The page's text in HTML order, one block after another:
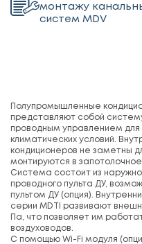
монтажу
систем MDV
Полупромышленные
представляют собой
проводным управлением
климатических условий.
кондиционеров не заметны
монтируются в
Система состоит из
проводного пульта ДУ,
пультом ДУ (опция).
серии MDTI развивают
Па, что позволяет им
воздуховодов.
С помощью Wi-Fi модуля